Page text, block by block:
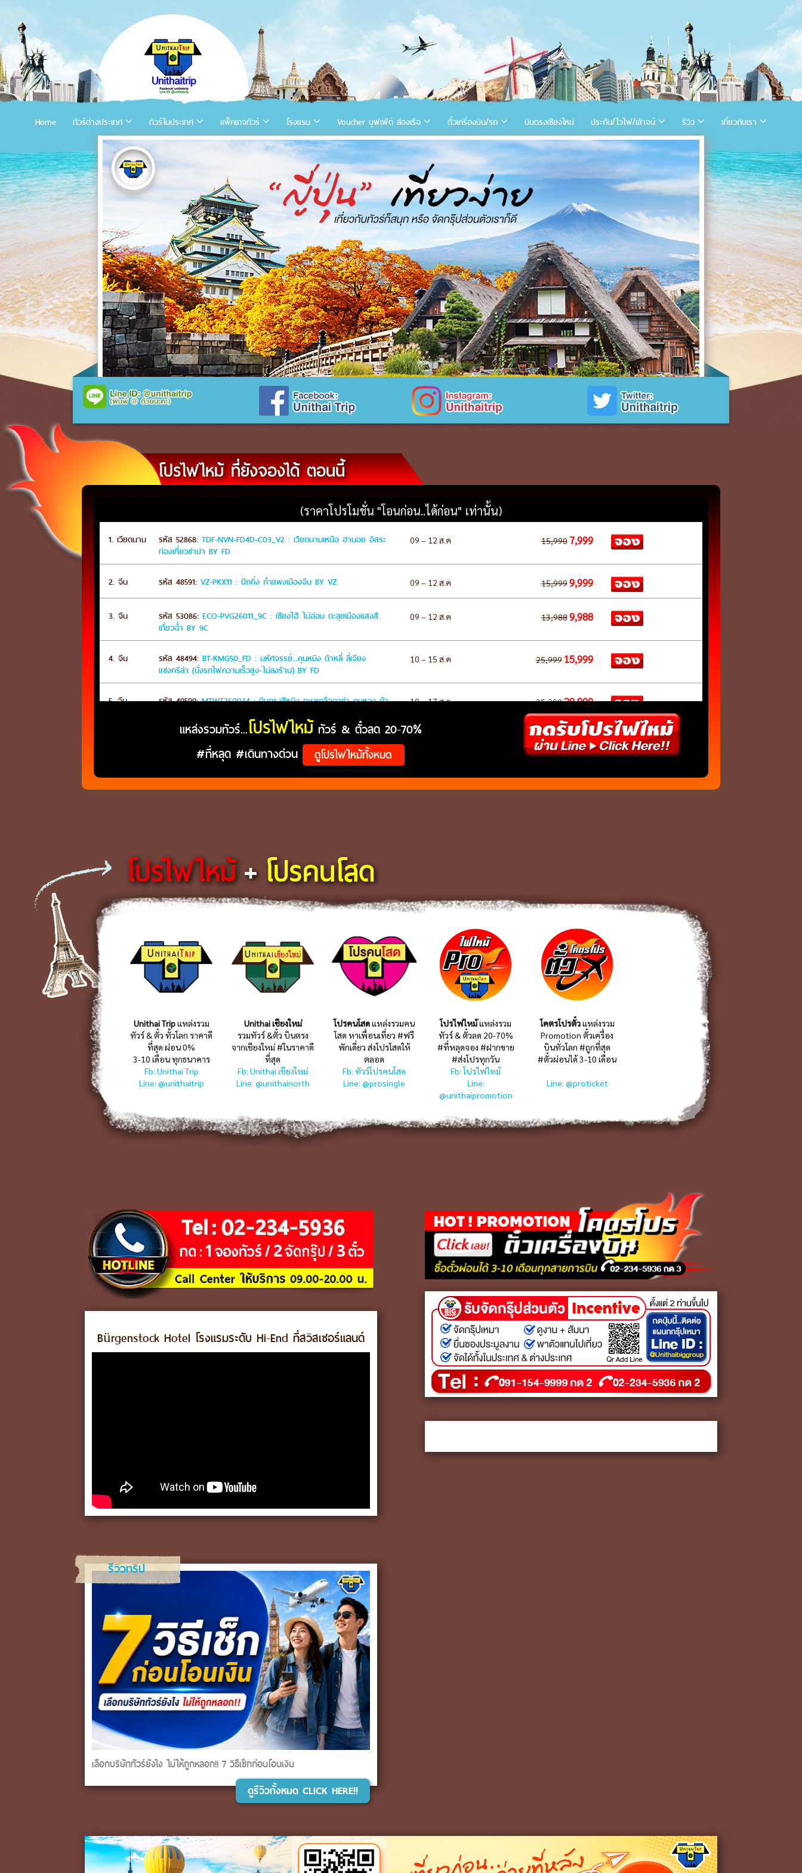
Home ทัวร์ต่างประเทศ ทัวร์ในประเทศ แพ็คเกจทัวร์ โรงแรม Voucher บุฟเฟ่ต์ ล่องเรือ ตั๋วเครื่องบิน/รถ บินตรงเชียงใหม่ ประกัน/ไวไฟ/เล้าจน์ รีวิว เกี่ยวกับเรา
โปรไฟไหม้ ที่ยังจองได้ ตอนนี้
(ราคาโปรโมชั่น "โอนก่อน..ได้ก่อน" เท่านั้น)
แหล่งรวมทัวร์...โปรไฟไหม้ ทัวร์ & ตั๋วลด 20-70%
#ที่หลุด #เดินทางด่วน
โปรไฟไหม้+ โปรคนโสด
Unithai Tripแหล่งรวม
ทัวร์ & ตั๋ว ทั้วโลก ราคาดี
ที่สุด ผ่อน 0%
3-10 เดือน ทุกธนาคาร
Fb: Unithai Trip
Line: @unithaitrip
Unithai เชียงใหม่
รวมทัวร์ &ตั๋ว บินตรง
จากเชียงใหม่ #ในราคาดี
ที่สุด
Fb: Unithai เชียงใหม่
Line: @unithainorth
โปรคนโสดแหล่งรวมคน
โสด หาเพื่อนเที่ยว #ฟรี
พักเดี่ยว ส่งโปรโสดให้
ตลอด
Fb: ทัวร์โปรคนโสด
Line: @prosingle
โปรไฟไหม้แหล่งรวม
ทัวร์ & ตั๋วลด 20-70%
#ที่หลุดจอง #ฝากขาย
#ส่งโปรทุกวัน
Fb: โปรไฟไหม้
Line:
@unithaipromotion
โคตรโปรตั๋วแหล่งรวม
Promotion ตั๋วเครื่อง
บินทั่วโลก #ถูกที่สุด
#ตั๋วผ่อนได้ 3-10 เดือน
Line: @proticket
Unthai Big Groupหน่วย
งานจัดกรุ๊ปเหมา กรุ๊ปส่วน
ตัว ในประเทศ ต่าง
ประเทศ ดูงานสัมมนา กา
รันตีราคาดีที่สุด
Line @unithaibiggroup
Bürgenstock Hotel โรงแรมระดับ Hi-End ที่สวิสเซอร์แลนด์
รีวิวทริป
เลือกบริษัททัวร์ยังไง ไม่ให้ถูกหลอก!! 7 วิธีเช็กก่อนโอนเงิน
ดูรีวิวทั้งหมด CLICK HERE!!